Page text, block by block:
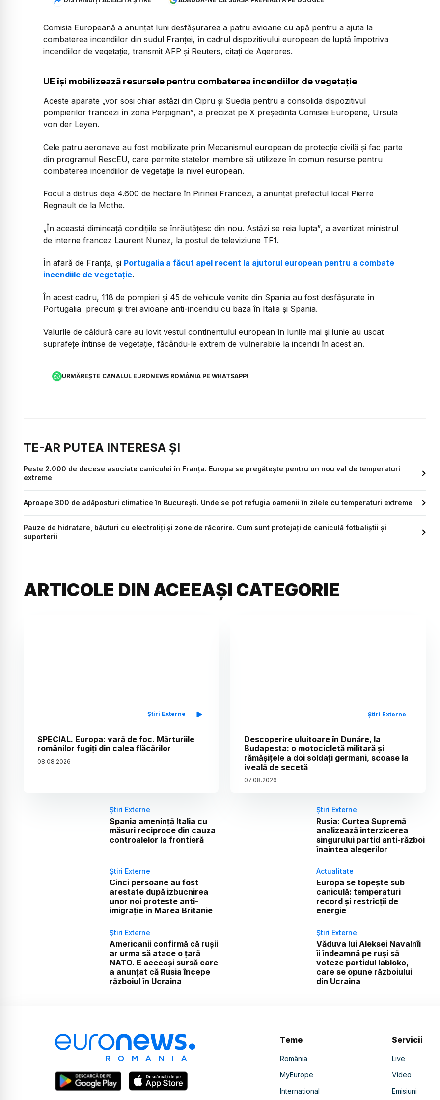
Comisia Europeană a anunțat luni desfășurarea a patru avioane cu apă pentru a ajuta la
combaterea incendiilor din sudul Franței, în cadrul dispozitivului european de luptă împotriva
incendiilor de vegetație, transmit AFP și Reuters, citați de Agerpres.
UE își mobilizează resursele pentru combaterea incendiilor de vegetație
Aceste aparate „vor sosi chiar astăzi din Cipru și Suedia pentru a consolida dispozitivul
pompierilor francezi în zona Perpignan”, a precizat pe X președinta Comisiei Europene, Ursula
von der Leyen.
Cele patru aeronave au fost mobilizate prin Mecanismul european de protecție civilă și fac parte
din programul RescEU, care permite statelor membre să utilizeze în comun resurse pentru
combaterea incendiilor de vegetație la nivel european.
Focul a distrus deja 4.600 de hectare în Pirineii Francezi, a anunțat prefectul local Pierre
Regnault de la Mothe.
„În această dimineață condițiile se înrăutățesc din nou. Astăzi se reia lupta”, a avertizat ministrul
de interne francez Laurent Nunez, la postul de televiziune TF1.
În afară de Franța, și Portugalia a făcut apel recent la ajutorul european pentru a combate
incendiile de vegetație.
În acest cadru, 118 de pompieri și 45 de vehicule venite din Spania au fost desfășurate în
Portugalia, precum și trei avioane anti-incendiu cu baza în Italia și Spania.
Valurile de căldură care au lovit vestul continentului european în lunile mai și iunie au uscat
suprafețe întinse de vegetație, făcându-le extrem de vulnerabile la incendii în acest an.
URMĂREȘTE CANALUL EURONEWS ROMÂNIA PE WHATSAPP!
TE-AR PUTEA INTERESA ȘI
Peste 2.000 de decese asociate caniculei în Franța. Europa se pregătește pentru un nou val de temperaturi
extreme
Aproape 300 de adăposturi climatice în București. Unde se pot refugia oamenii în zilele cu temperaturi extreme
Pauze de hidratare, băuturi cu electroliți și zone de răcorire. Cum sunt protejați de caniculă fotbaliștii și
suporterii
ARTICOLE DIN ACEEAȘI CATEGORIE
Știri Externe
SPECIAL. Europa: vară de foc. Mărturiile
românilor fugiți din calea flăcărilor
08.08.2026
Știri Externe
Descoperire uluitoare în Dunăre, la
Budapesta: o motocicletă militară și
rămășițele a doi soldați germani, scoase la
iveală de secetă
07.08.2026
Știri Externe
Spania amenință Italia cu
măsuri reciproce din cauza
controalelor la frontieră
Știri Externe
Rusia: Curtea Supremă
analizează interzicerea
singurului partid anti-război
înaintea alegerilor
Știri Externe
Cinci persoane au fost
arestate după izbucnirea
unor noi proteste anti-
imigrație în Marea Britanie
Actualitate
Europa se topește sub
caniculă: temperaturi
record și restricții de
energie
Știri Externe
Americanii confirmă că rușii
ar urma să atace o țară
NATO. E aceeași sursă care
a anunțat că Rusia începe
războiul în Ucraina
Știri Externe
Văduva lui Aleksei Navalnîi
îi îndeamnă pe ruși să
voteze partidul Iabloko,
care se opune războiului
din Ucraina
Teme
România
MyEurope
Internațional
Servicii
Live
Video
Emisiuni